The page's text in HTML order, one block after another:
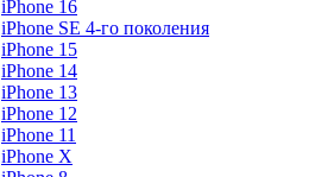
iPhone 16
iPhone SE 4-го поколения
iPhone 15
iPhone 14
iPhone 13
iPhone 12
iPhone 11
iPhone X